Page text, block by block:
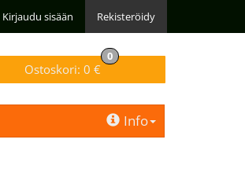
Kirjaudu sisään Rekisteröidy
Ostoskori: 0 €
0
Info